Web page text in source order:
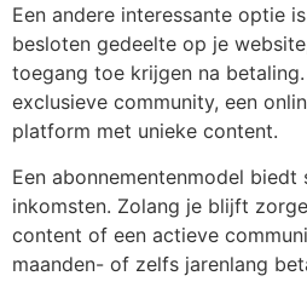
Een andere interessante optie
besloten gedeelte op je
toegang toe krijgen na
exclusieve community, een
platform met unieke content.
Een abonnementenmodel
inkomsten. Zolang je blijft
content of een actieve
maanden- of zelfs jarenlang